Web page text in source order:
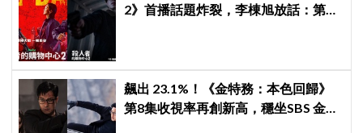
2》首播話題炸裂，李棟旭放話：第三
飆出 23.1%！《金特務：本色回歸》
第8集收視率再創新高，穩坐SBS 金土